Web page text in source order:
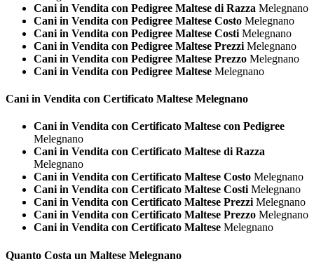
Cani in Vendita con Pedigree Maltese di Razza Melegnano
Cani in Vendita con Pedigree Maltese Costo Melegnano
Cani in Vendita con Pedigree Maltese Costi Melegnano
Cani in Vendita con Pedigree Maltese Prezzi Melegnano
Cani in Vendita con Pedigree Maltese Prezzo Melegnano
Cani in Vendita con Pedigree Maltese Melegnano
Cani in Vendita con Certificato Maltese Melegnano
Cani in Vendita con Certificato Maltese con Pedigree
Melegnano
Cani in Vendita con Certificato Maltese di Razza
Melegnano
Cani in Vendita con Certificato Maltese Costo Melegnano
Cani in Vendita con Certificato Maltese CostiMelegnano
Cani in Vendita con Certificato Maltese PrezziMelegnano
Cani in Vendita con Certificato Maltese Prezzo Melegnano
Cani in Vendita con Certificato Maltese Melegnano
Quanto Costa un Maltese Melegnano